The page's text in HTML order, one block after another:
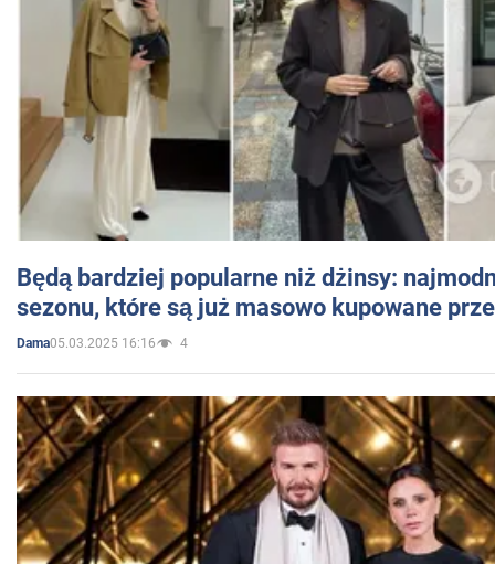
Będą bardziej popularne niż dżinsy:
sezonu, które są już masowo kupowane
Dama05.03.2025 16:16 4